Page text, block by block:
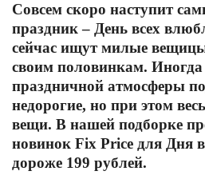
Совсем скоро наступит
праздник – День всех
сейчас ищут милые
своим половинкам. Иногда
праздничной атмосферы
недорогие, но при этом
вещи. В нашей подборке
новинок Fix Price для Дня
дороже 199 рублей.